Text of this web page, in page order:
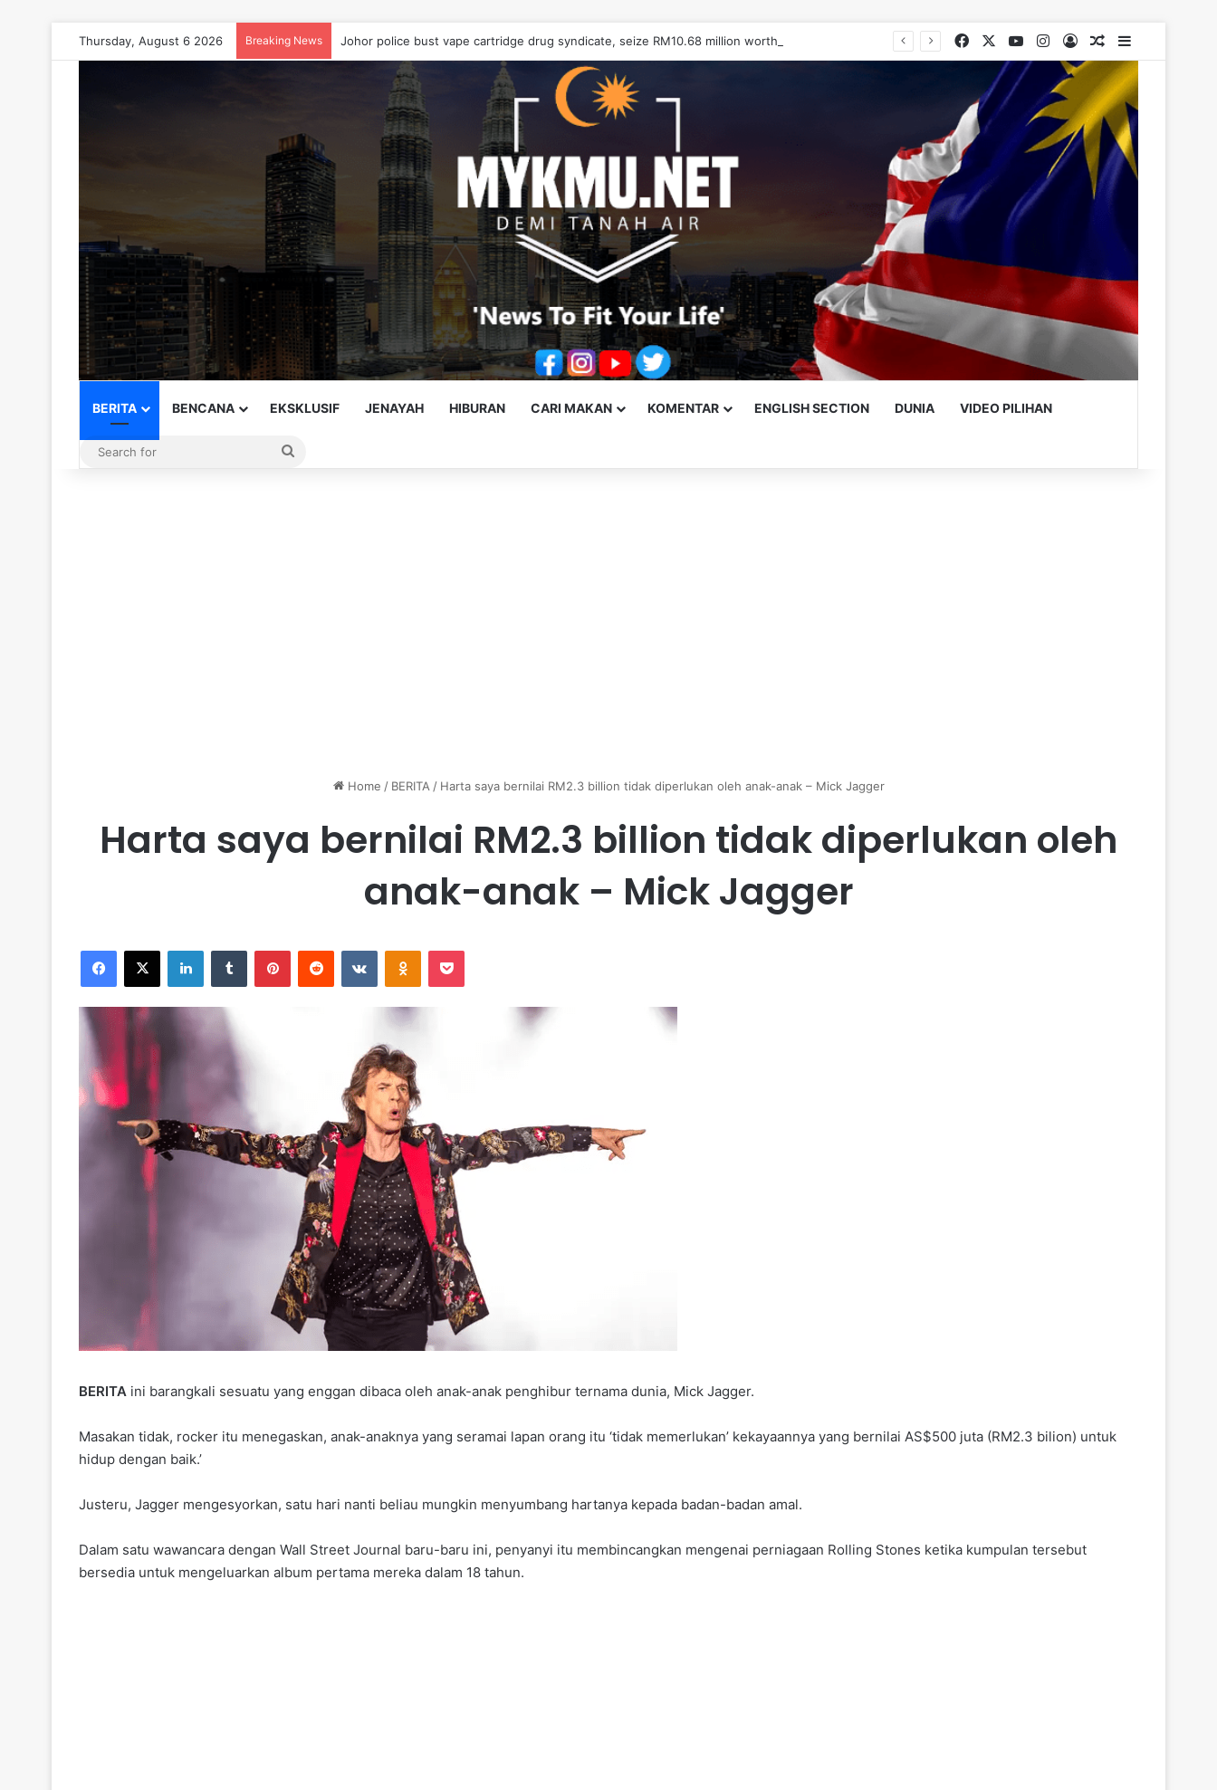
Thursday, August 6 2026 Breaking News Johor police bust vape cartridge drug syndicate, seize RM10.68 million worth of drugs Facebook YouTubeInstagram
Log InRandom Article
BERITA BENCANA EKSKLUSIF JENAYAH HIBURAN CARI MAKAN KOMENTAR ENGLISH SECTION DUNIA VIDEO PILIHAN
Home / BERITA / Harta saya bernilai RM2.3 billion tidak diperlukan oleh anak-anak – Mick Jagger
Harta saya bernilai RM2.3 billion tidak diperlukan oleh
anak-anak – Mick Jagger
BERITA ini barangkali sesuatu yang enggan dibaca oleh anak-anak penghibur ternama dunia, Mick Jagger.
Masakan tidak, rocker itu menegaskan, anak-anaknya yang seramai lapan orang itu ‘tidak memerlukan’ kekayaannya yang bernilai AS$500 juta (RM2.3 bilion) untuk
hidup dengan baik.’
Justeru, Jagger mengesyorkan, satu hari nanti beliau mungkin menyumbang hartanya kepada badan-badan amal.
Dalam satu wawancara dengan Wall Street Journal baru-baru ini, penyanyi itu membincangkan mengenai perniagaan Rolling Stones ketika kumpulan tersebut
bersedia untuk mengeluarkan album pertama mereka dalam 18 tahun.